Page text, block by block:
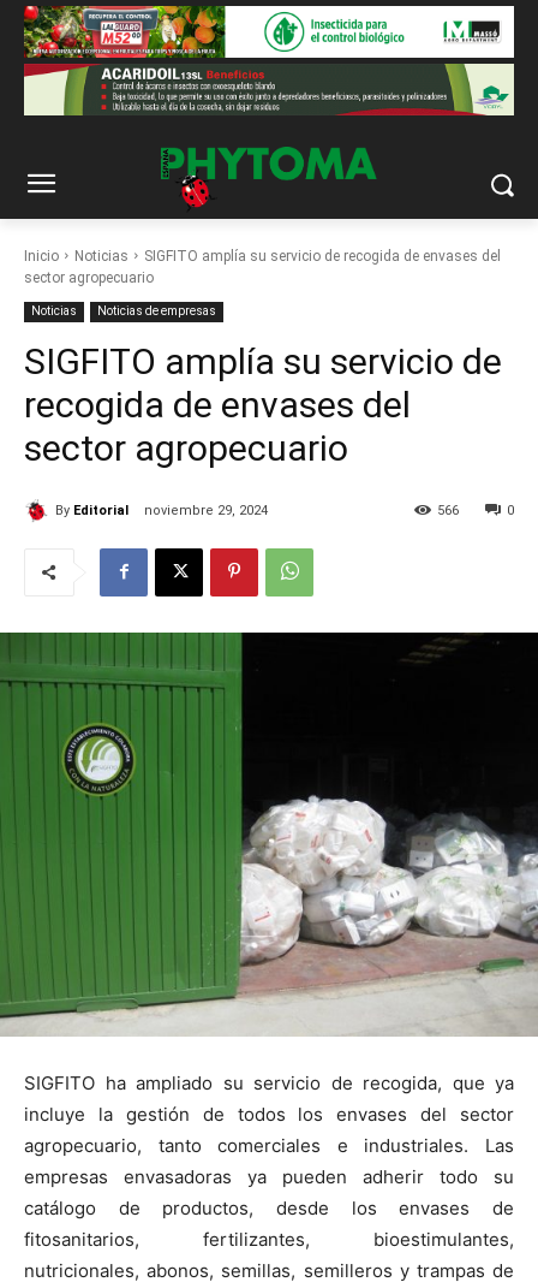
Inicio Noticias
SIGFITO amplía su servicio de recogida de envases del
sector agropecuario
Noticias Noticias de empresas
SIGFITO amplía su servicio de
recogida de envases del
sector agropecuario
By Editorial noviembre 29, 2024 0
566
SIGFITO ha ampliado su servicio de recogida, que ya
incluye la gestión de todos los envases del sector
agropecuario, tanto comerciales e industriales. Las
empresas envasadoras ya pueden adherir todo su
catálogo de productos, desde los envases de
fitosanitarios, fertilizantes, bioestimulantes,
nutricionales, abonos, semillas, semilleros y trampas de